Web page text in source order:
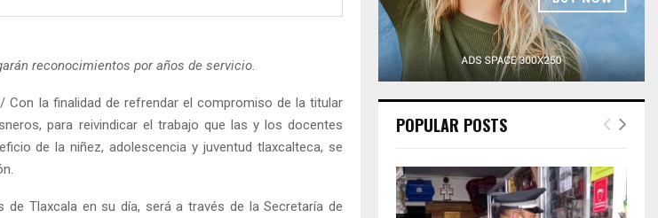
reconocimientos por años de servicio.
Con la finalidad de refrendar el compromiso de la titular
para reivindicar el trabajo que las y los docentes
de la niñez, adolescencia y juventud tlaxcalteca, se
Tlaxcala en su día, será a través de la Secretaría de
POPULAR POSTS